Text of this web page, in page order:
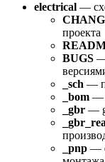
electrical —
проекта
BUGS —
_sch —
_bom —
_gbr —
_pnp —